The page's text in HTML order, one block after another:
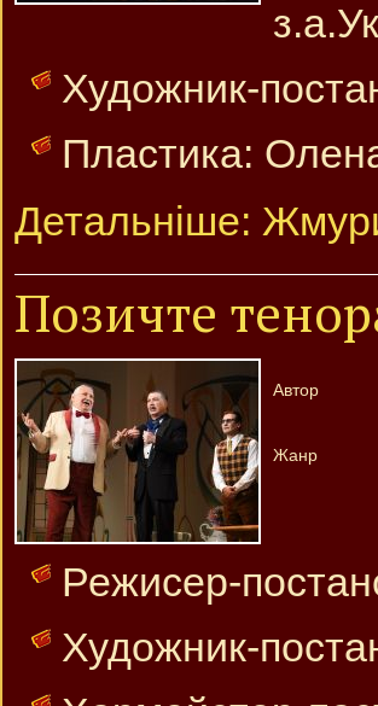
Художник-
Пластика:
Детальніше:
Позичте
Автор
Жанр
Режисер-
Художник-